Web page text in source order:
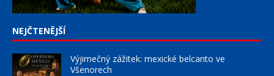
NEJČTENĚJŠÍ
Výjimečný zážitek: mexické belcanto ve
Všenorech